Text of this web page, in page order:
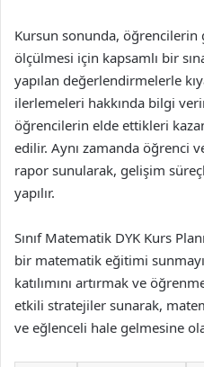
Kursun sonunda, öğrencilerin
ölçülmesi için kapsamlı bir
yapılan değerlendirmelerle
ilerlemeleri hakkında bilgi
öğrencilerin elde ettikleri
edilir. Aynı zamanda öğrenci
rapor sunularak, gelişim
yapılır.
Sınıf Matematik DYK Kurs
bir matematik eğitimi
katılımını artırmak ve
etkili stratejiler sunarak,
ve eğlenceli hale gelmesine